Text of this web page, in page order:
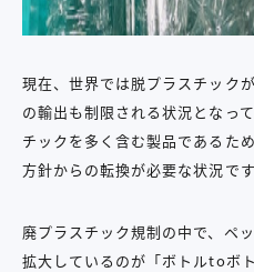
現在、世界では脱プラスチック
の輸出も制限される状況となっ
チックを多く含む製品であるた
方針からの転換が必要な状況です
廃プラスチック規制の中で、ペ
拡大しているのが「ボトルtoボ